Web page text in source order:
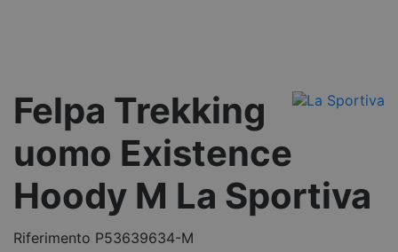
Felpa Trekking
uomo Existence
Hoody M La Sportiva
Riferimento P53639634-M